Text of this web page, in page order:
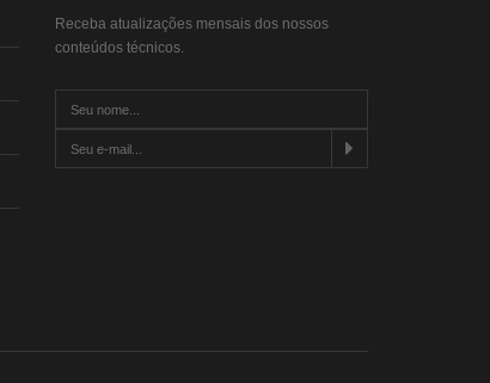
Receba atualizações mensais dos nossos
conteúdos técnicos.